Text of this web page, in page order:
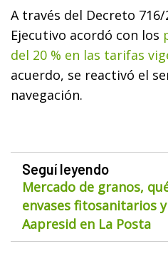
A través del Decreto
Ejecutivo acordó con los
del 20 % en las tarifas
acuerdo, se reactivó el
navegación.
Seguí leyendo
Mercado de granos,
envases fitosanitarios
Aapresid en La Posta